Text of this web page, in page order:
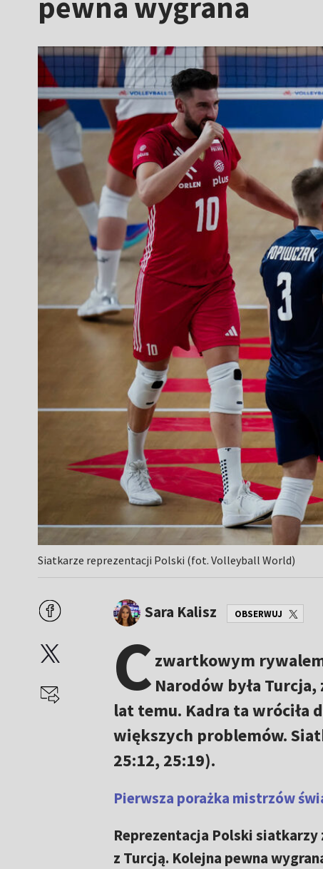
Siatkarze reprezentacji Polski (fot. Volleyball World)
Sara Kalisz OBSERWUJ
Czwartkowym
Narodów była
lat temu. Kadra ta wróciła
większych problemów.
25:12, 25:19).
Pierwsza porażka mistrzów
Reprezentacja Polski siatkarzy
z Turcją. Kolejna pewna